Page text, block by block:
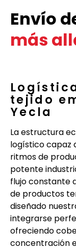
Envío
más
tejido
Yecla
La estructura
logístico capaz
ritmos de
potente
flujo constante
de productos
diseñado
integrarse
ofreciendo
concentración